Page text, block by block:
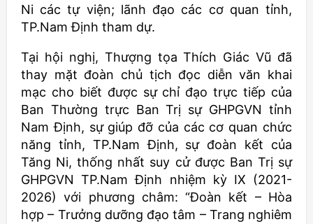
Ni các tự viện; lãnh đạo các cơ quan tỉnh,
TP.Nam Định tham dự.
Tại hội nghị, Thượng tọa Thích Giác Vũ đã
thay mặt đoàn chủ tịch đọc diễn văn khai
mạc cho biết được sự chỉ đạo trực tiếp của
Ban Thường trực Ban Trị sự GHPGVN tỉnh
Nam Định, sự giúp đỡ của các cơ quan chức
năng tỉnh, TP.Nam Định, sự đoàn kết của
Tăng Ni, thống nhất suy cử được Ban Trị sự
GHPGVN TP.Nam Định nhiệm kỳ IX (2021-
2026) với phương châm: “Đoàn kết – Hòa
hợp – Trưởng dưỡng đạo tâm – Trang nghiêm